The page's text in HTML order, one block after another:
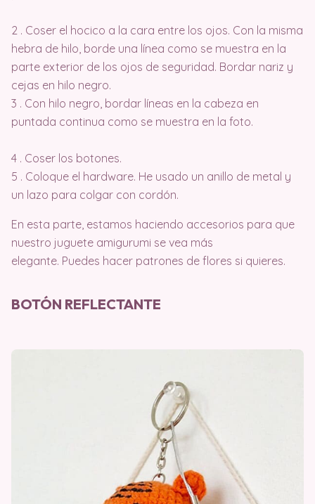
2 . Coser el hocico a la cara entre los ojos. Con la misma
hebra de hilo, borde una línea como se muestra en la
parte exterior de los ojos de seguridad. Bordar nariz y
cejas en hilo negro.
3 . Con hilo negro, bordar líneas en la cabeza en
puntada continua como se muestra en la foto.
4 . Coser los botones.
5 . Coloque el hardware. He usado un anillo de metal y
un lazo para colgar con cordón.
En esta parte, estamos haciendo accesorios para que
nuestro juguete amigurumi se vea más
elegante. Puedes hacer patrones de flores si quieres.
BOTÓN REFLECTANTE